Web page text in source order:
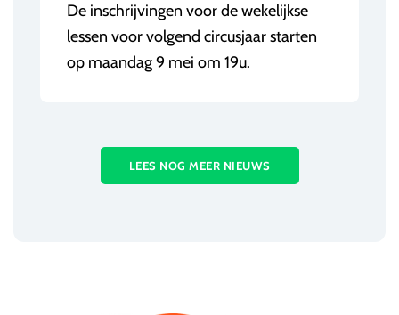
De inschrijvingen voor de wekelijkse
lessen voor volgend circusjaar starten
op maandag 9 mei om 19u.
LEES NOG MEER NIEUWS